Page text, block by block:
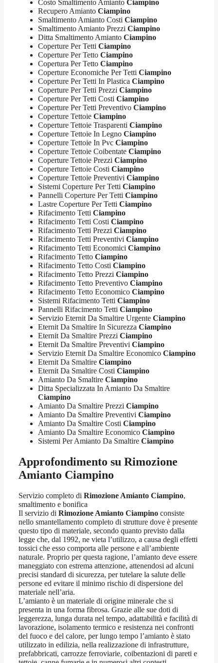
Costo Smaltimento Amianto Ciampino
Recupero Amianto Ciampino
Smaltimento Amianto Costi Ciampino
Smaltimento Amianto Prezzi Ciampino
Ditta Smaltimento Amianto Ciampino
Coperture Per Tetti Ciampino
Coperture Per Tetto Ciampino
Copertura Per Tetto Ciampino
Coperture Economiche Per Tetti Ciampino
Coperture Per Tetti In Plastica Ciampino
Coperture Per Tetti Prezzi Ciampino
Coperture Per Tetti Costi Ciampino
Coperture Per Tetti Preventivo Ciampino
Coperture Tettoie Ciampino
Coperture Tettoie Trasparenti Ciampino
Coperture Tettoie In Legno Ciampino
Coperture Tettoie In Pvc Ciampino
Coperture Tettoie Coibentate Ciampino
Coperture Tettoie Prezzi Ciampino
Coperture Tettoie Costi Ciampino
Coperture Tettoie Preventivi Ciampino
Sistemi Coperture Per Tetti Ciampino
Pannelli Coperture Per Tetti Ciampino
Lastre Coperture Per Tetti Ciampino
Rifacimento Tetti Ciampino
Rifacimento Tetti Costi Ciampino
Rifacimento Tetti Prezzi Ciampino
Rifacimento Tetti Preventivi Ciampino
Rifacimento Tetti Economici Ciampino
Rifacimento Tetto Ciampino
Rifacimento Tetto Costi Ciampino
Rifacimento Tetto Prezzi Ciampino
Rifacimento Tetto Preventivo Ciampino
Rifacimento Tetto Economico Ciampino
Sistemi Rifacimento Tetti Ciampino
Pannelli Rifacimento Tetti Ciampino
Servizio Eternit Da Smaltire Urgente Ciampino
Eternit Da Smaltire In Sicurezza Ciampino
Eternit Da Smaltire Prezzi Ciampino
Eternit Da Smaltire Preventivi Ciampino
Servizio Eternit Da Smaltire Economico Ciampino
Eternit Da Smaltire Ciampino
Eternit Da Smaltire Costi Ciampino
Amianto Da Smaltire Ciampino
Ditta Specializzata In Amianto Da Smaltire
Ciampino
Amianto Da Smaltire Prezzi Ciampino
Amianto Da Smaltire Preventivi Ciampino
Amianto Da Smaltire Costi Ciampino
Amianto Da Smaltire Economico Ciampino
Sistemi Per Amianto Da Smaltire Ciampino
Approfondimento su Rimozione
Amianto Ciampino
Servizio completo di Rimozione Amianto Ciampino,
smaltimento e bonifica
Il servizio di Rimozione Amianto Ciampino consiste
nello smantellamento completo di strutture dove è presente
questo tipo di materiale, secondo quanto previsto dalla
legge che, dal 1992, ne vieta l’utilizzo, a causa degli effetti
tossici che esso comporta alle persone e all’ambiente
naturale. Proprio per questa ragione, l’amianto deve essere
maneggiato con estrema attenzione, attenendosi ad alcuni
precisi standard di sicurezza, per tutelare la salute delle
persone ed evitare il minimo rischio di dispersione del
materiale nell’aria.
L’amianto è un materiale di origine minerale che si
presenta in una forma fibrosa. Grazie alle sue doti di
leggerezza, lunga durata nel tempo, adattabilità e facilità di
lavorazione, isolamento termico e resistenza nei confronti
del fuoco e del calore, per lungo tempo l’amianto è stato
utilizzato in edilizia, nella realizzazione di infrastrutture,
prefabbricati, carrozze ferroviarie, coibentazioni di pareti e